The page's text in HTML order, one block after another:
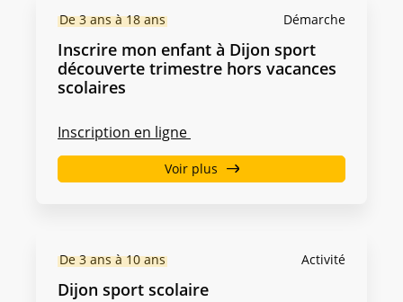
Démarche
De 3 ans à 18 ans
Inscrire mon enfant à Dijon sport
découverte trimestre hors vacances
scolaires
Inscription en ligne
Voir plus
Activité
De 3 ans à 10 ans
Dijon sport scolaire